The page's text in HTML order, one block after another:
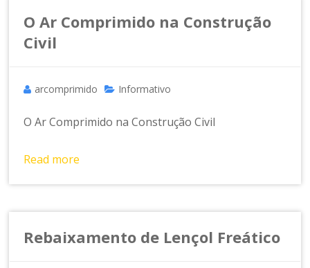
m
e
n
o
d
e
A
r
C
o
p
ri
m
O Ar Comprimido na Construção
Civil
arcomprimido Informativo
O Ar Comprimido na Construção Civil
Read more
Rebaixamento de Lençol Freático